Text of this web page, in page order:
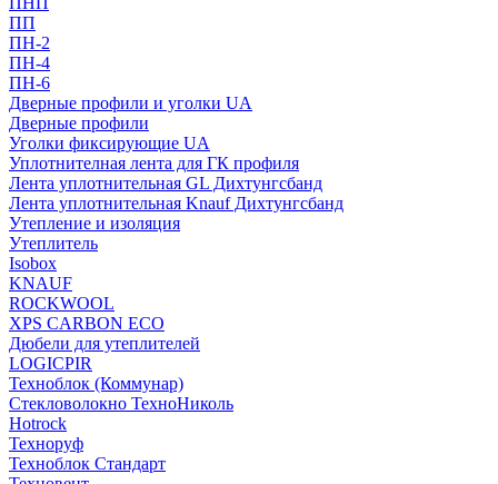
ПП
ПН-2
ПН-4
ПН-6
Дверные профили и уголки UA
Дверные профили
Уголки фиксирующие UA
Уплотнителная лента для ГК профиля
Лента уплотнительная GL Дихтунгсбанд
Лента уплотнительная Knauf Дихтунгсбанд
Утепление и изоляция
Утеплитель
Isobox
KNAUF
ROCKWOOL
XPS CARBON ECO
Дюбели для утеплителей
LOGICPIR
Техноблок (Коммунар)
Стекловолокно ТехноНиколь
Hotrock
Технoруф
Техноблок Стандарт